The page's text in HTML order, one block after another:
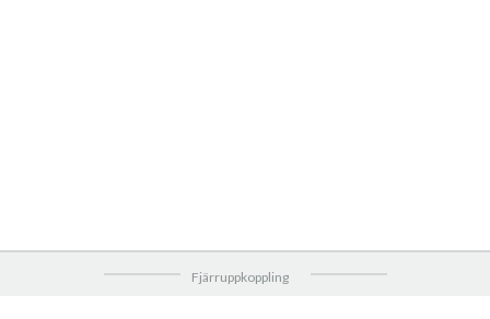
Fjärruppkoppling